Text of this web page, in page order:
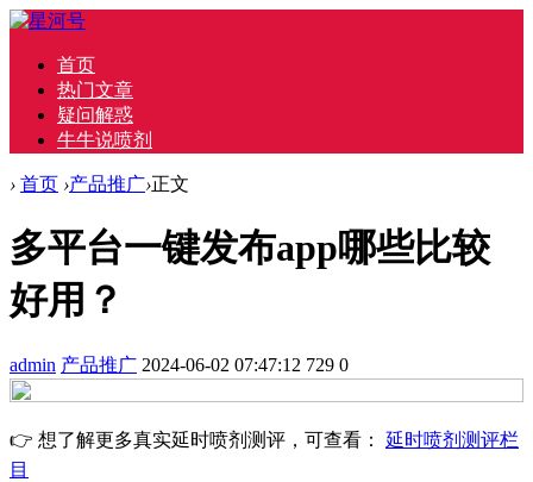
首页
热门文章
疑问解惑
牛牛说喷剂
› 首页 ›产品推广›正文
多平台一键发布app哪些比较
好用？
admin 产品推广 2024-06-02 07:47:12 729 0
👉 想了解更多真实延时喷剂测评，可查看： 延时喷剂测评栏
目